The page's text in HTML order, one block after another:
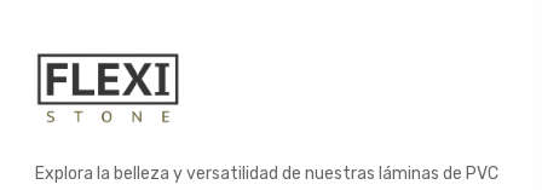
Explora la belleza y versatilidad de nuestras láminas de PVC